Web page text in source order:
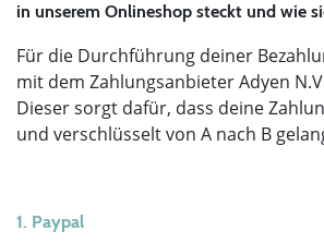
in unserem Onlineshop steckt und wie
Für die Durchführung deiner
mit dem Zahlungsanbieter Adyen
Dieser sorgt dafür, dass deine
und verschlüsselt von A nach B
1. Paypal